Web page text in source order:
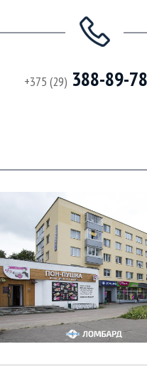
+375 (29) 388-89-